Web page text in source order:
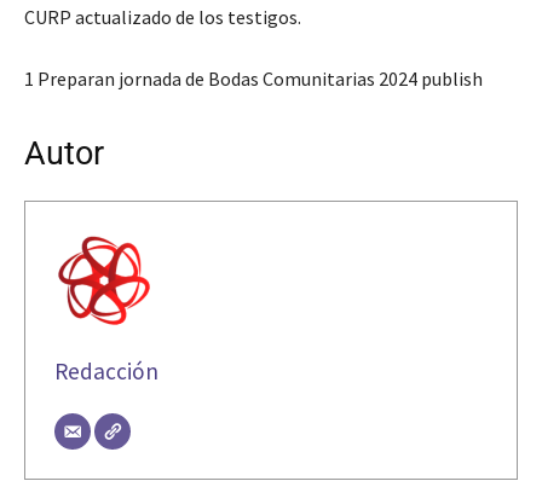
CURP actualizado de los testigos.
1 Preparan jornada de Bodas Comunitarias 2024 publish
Autor
Redacción